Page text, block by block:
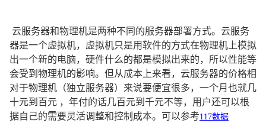
器是一个虚拟机，虚拟机只是用软件的方式在物理机上模拟
出一个新的电脑，硬件什么的都是模拟出来的，所以性能等
会受到物理机的影响。但从成本上来看，云服务器的价格相
对于物理机（独立服务器）来说要便宜很多，一个月也就几
十元到百元 ，年付的话几百元到千元不等，用户还可以根
据自己的需要灵活调整和控制成本。可以参考117数据